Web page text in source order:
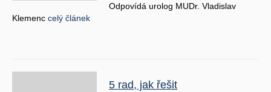
Odpovídá urolog MUDr. Vladislav
Klemenc celý článek
5 rad, jak řešit